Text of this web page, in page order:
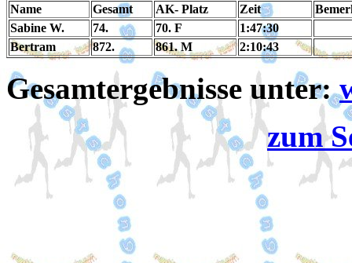
Name Gesamt AK- Platz Zeit
Sabine W.
74. 70. F
1:47:30
Bertram
872. 861. M 2:10:43
Gesamtergebnisse unter:
zum